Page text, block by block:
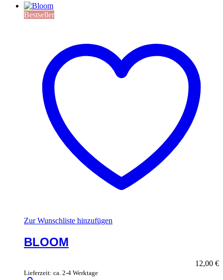
Bestseller
Zur Wunschliste hinzufügen
BLOOM
12,00 €
Lieferzeit: ca. 2-4 Werktage